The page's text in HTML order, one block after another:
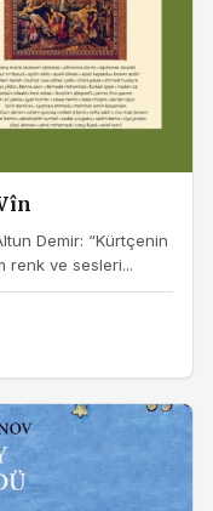
Demir: “Kürtçenin
renk ve sesleri...